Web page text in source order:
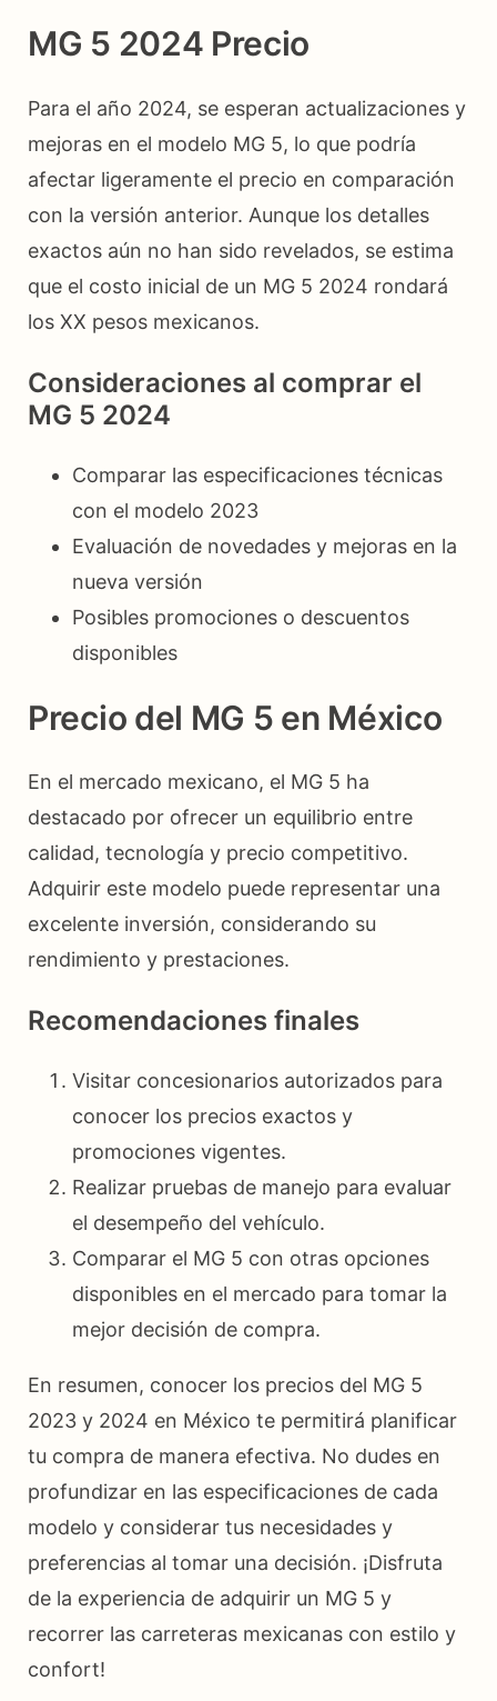
MG 5 2024 Precio
Para el año 2024, se esperan actualizaciones y
mejoras en el modelo MG 5, lo que podría
afectar ligeramente el precio en comparación
con la versión anterior. Aunque los detalles
exactos aún no han sido revelados, se estima
que el costo inicial de un MG 5 2024 rondará
los XX pesos mexicanos.
Consideraciones al comprar el
MG 5 2024
Comparar las especificaciones técnicas
con el modelo 2023
Evaluación de novedades y mejoras en la
nueva versión
Posibles promociones o descuentos
disponibles
Precio del MG 5 en México
En el mercado mexicano, el MG 5 ha
destacado por ofrecer un equilibrio entre
calidad, tecnología y precio competitivo.
Adquirir este modelo puede representar una
excelente inversión, considerando su
rendimiento y prestaciones.
Recomendaciones finales
Visitar concesionarios autorizados para
conocer los precios exactos y
promociones vigentes.
Realizar pruebas de manejo para evaluar
el desempeño del vehículo.
Comparar el MG 5 con otras opciones
disponibles en el mercado para tomar la
mejor decisión de compra.
En resumen, conocer los precios del MG 5
2023 y 2024 en México te permitirá planificar
tu compra de manera efectiva. No dudes en
profundizar en las especificaciones de cada
modelo y considerar tus necesidades y
preferencias al tomar una decisión. ¡Disfruta
de la experiencia de adquirir un MG 5 y
recorrer las carreteras mexicanas con estilo y
confort!